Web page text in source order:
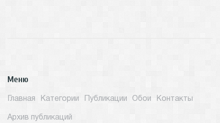
Меню
Главная Категории Публикации Обои Контакты
Архив публикаций